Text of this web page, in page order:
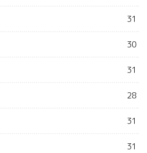
31
30
31
28
31
31